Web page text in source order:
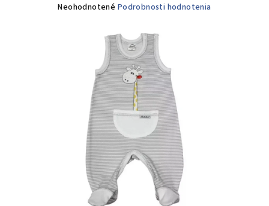
Priemerné
hviezdičiek.
Neohodnotené Podrobnosti hodnotenia